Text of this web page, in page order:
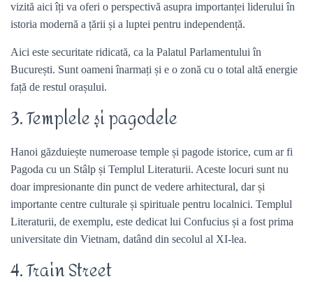
vizită aici îți va oferi o perspectivă asupra importanței liderului în
istoria modernă a țării și a luptei pentru independență.
Aici este securitate ridicată, ca la Palatul Parlamentului în
București. Sunt oameni înarmați și e o zonă cu o total altă energie
față de restul orașului.
3. Templele și pagodele
Hanoi găzduiește numeroase temple și pagode istorice, cum ar fi
Pagoda cu un Stâlp și Templul Literaturii. Aceste locuri sunt nu
doar impresionante din punct de vedere arhitectural, dar și
importante centre culturale și spirituale pentru localnici. Templul
Literaturii, de exemplu, este dedicat lui Confucius și a fost prima
universitate din Vietnam, datând din secolul al XI-lea.
4. Train Street